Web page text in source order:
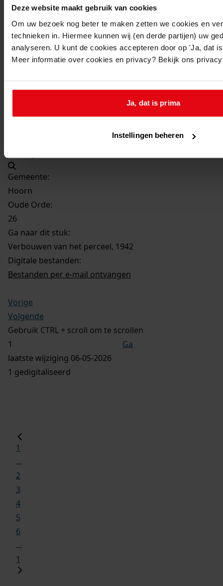
Deze website maakt gebruik van cookies
Om uw bezoek nog beter te maken zetten we cookies en
technieken in. Hiermee kunnen wij (en derde partijen) uw
analyseren. U kunt de cookies accepteren door op 'Ja, dat
Meer informatie over cookies en privacy? Bekijk ons
Ja, dat is prima
Instellingen beheren
1942
Beschrijving:
Verbouwen van het perceel
Datum vergunning:
29-05-1942
Hoorn, sectie B 397
Gemeente:
Hoorn
Oude Orde:
26
Ga naar dit stuk:
Verbouwen van het perceel, 1942
Digitale bestanden:
Bestanden per e-mail ontvangen
Vorige
Volgende
Gebruik CTRL + scroll om te scrollen
Ga
laatste wijziging 06-05-2026
1 gedigitaliseerd
1
...
2
3
4
5
6
...
1